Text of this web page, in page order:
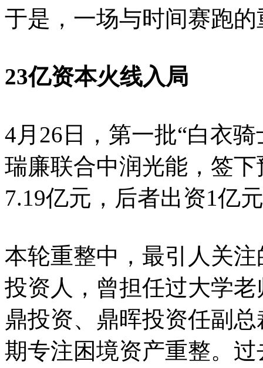
于是，一场与时间赛跑
23亿资本火线入局
4月26日，第一批“白衣
瑞廉联合中润光能，签
7.19亿元，后者出资1亿
本轮重整中，最引人关
投资人，曾担任过大学
鼎投资、鼎晖投资任副
期专注困境资产重整。